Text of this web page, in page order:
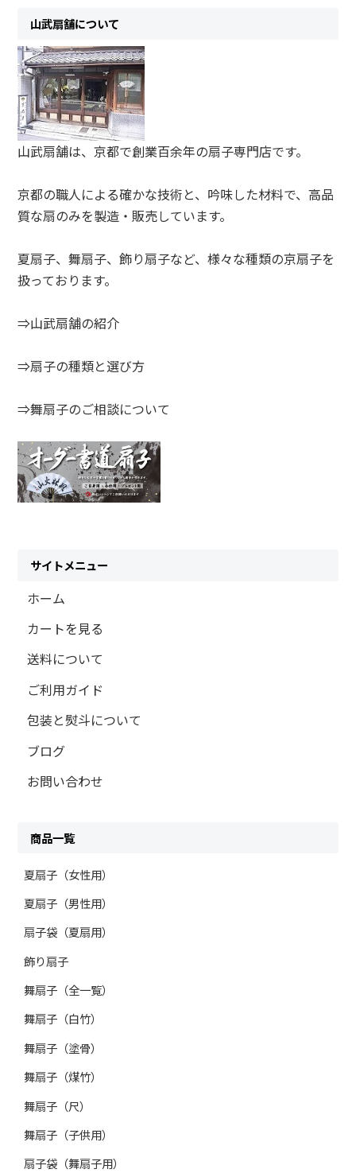
山武扇舗について
山武扇舗は、京都で創業百余年の扇子専門店です。
京都の職人による確かな技術と、吟味した材料で、高品
質な扇のみを製造・販売しています。
夏扇子、舞扇子、飾り扇子など、様々な種類の京扇子を
扱っております。
⇒山武扇舗の紹介
⇒扇子の種類と選び方
⇒舞扇子のご相談について
サイトメニュー
ホーム
カートを見る
送料について
ご利用ガイド
包装と熨斗について
ブログ
お問い合わせ
商品一覧
夏扇子（女性用）
夏扇子（男性用）
扇子袋（夏扇用）
飾り扇子
舞扇子（全一覧）
舞扇子（白竹）
舞扇子（塗骨）
舞扇子（煤竹）
舞扇子（尺）
舞扇子（子供用）
扇子袋（舞扇子用）